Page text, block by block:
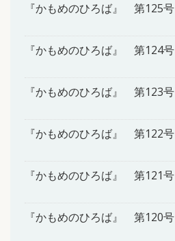
『かもめのひろば』 第125号
『かもめのひろば』 第124号
『かもめのひろば』 第123号
『かもめのひろば』 第122号
『かもめのひろば』 第121号
『かもめのひろば』 第120号